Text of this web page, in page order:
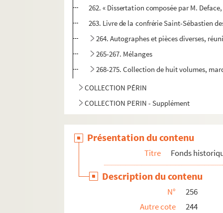
262. « Dissertation composée par M.
263. Livre de la confrérie Saint-Sébastien
264. Autographes et pièces diverses,
265-267. Mélanges
268-275. Collection de huit volumes,
COLLECTION PÉRIN
COLLECTION PERIN - Supplément
Présentation du contenu
Titre Fonds
Description du contenu
N°
256
Autre cote
244